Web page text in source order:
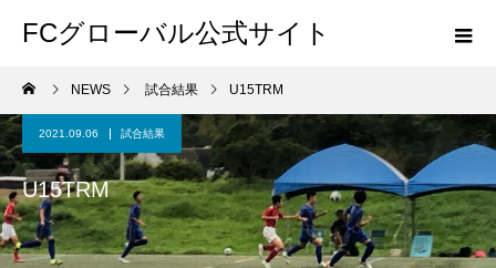
FCグローバル公式サイト
NEWS 試合結果 U15TRM
2021.09.06 試合結果
U15TRM